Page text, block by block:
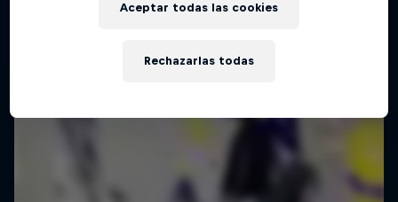
Rechazarlas todas
Aceptar todas las cookies